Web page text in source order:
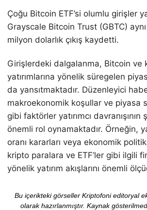
Çoğu Bitcoin ETF’si olumlu girişler
Grayscale Bitcoin Trust (GBTC)
milyon dolarlık çıkış kaydetti.
Girişlerdeki dalgalanma, Bitcoin ve
yatırımlarına yönelik süregelen
da yansıtmaktadır. Düzenleyici
makroekonomik koşullar ve piyasa
gibi faktörler yatırımcı
önemli rol oynamaktadır. Örneğin,
oranı kararları veya ekonomik
kripto paralara ve ETF’ler gibi ilgili
yönelik yatırım akışlarını önemli
Bu içerikteki görseller Kriptofoni editoryal
olarak hazırlanmıştır. Kaynak